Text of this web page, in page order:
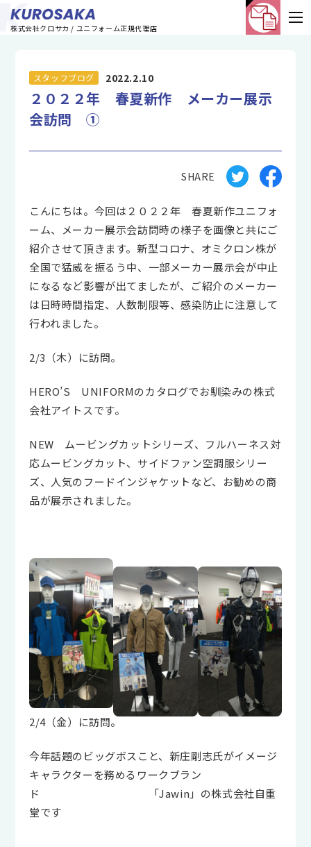
株式会社クロサカ / ユニフォーム正規代理店
スタッフブログ 2022.2.10
２０２２年 春夏新作 メーカー展示
会訪問 ①
SHARE
こんにちは。今回は２０２２年 春夏新作ユニフォ
ーム、メーカー展示会訪問時の様子を画像と共にご
紹介させて頂きます。新型コロナ、オミクロン株が
全国で猛威を振るう中、一部メーカー展示会が中止
になるなど影響が出てましたが、ご紹介のメーカー
は日時時間指定、人数制限等、感染防止に注意して
行われました。
2/3（木）に訪問。
HERO’S UNIFORMのカタログでお馴染みの株式
会社アイトスです。
NEW ムービングカットシリーズ、フルハーネス対
応ムービングカット、サイドファン空調服シリー
ズ、人気のフードインジャケットなど、お勧めの商
品が展示されました。
2/4（金）に訪問。
今年話題のビッグボスこと、新庄剛志氏がイメージ
キャラクターを務めるワークブラン
ド 「Jawin」の株式会社自重
堂です